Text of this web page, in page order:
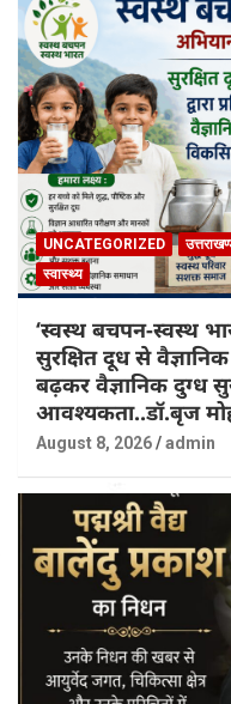
UNCATEGORIZED
स्वास्थ्य
‘स्वस्थ बचपन-स्वस्थ
सुरक्षित दूध से
बढ़कर वैज्ञानिक दुग्ध
आवश्यकता..डॉ.बृज
August 8, 2026 admin